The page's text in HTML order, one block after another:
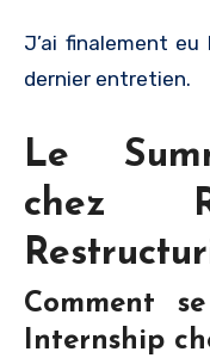
J’ai finalement
dernier entretien.
Le
chez
Comment
Internship